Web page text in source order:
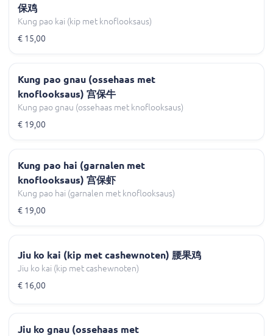
保鸡
Kung pao kai (kip met knoflooksaus)
€ 15,00
Kung pao gnau (ossehaas met
knoflooksaus) 宫保牛
Kung pao gnau (ossehaas met knoflooksaus)
€ 19,00
Kung pao hai (garnalen met
knoflooksaus) 宫保虾
Kung pao hai (garnalen met knoflooksaus)
€ 19,00
Jiu ko kai (kip met cashewnoten) 腰果鸡
Jiu ko kai (kip met cashewnoten)
€ 16,00
Jiu ko gnau (ossehaas met